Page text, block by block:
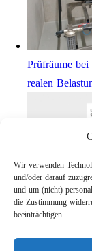
Wir verwenden
und/oder darauf
und um (nicht)
die Zustimmung
beeinträchtigen.
Prüfräume
realen